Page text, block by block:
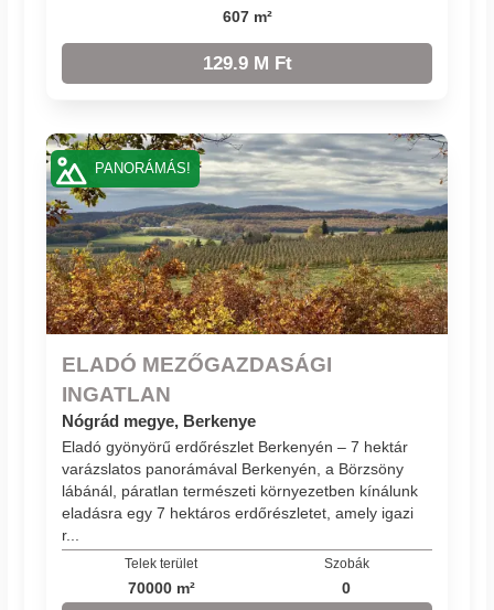
607 m²
129.9 M Ft
ELADÓ MEZŐGAZDASÁGI
INGATLAN
Nógrád megye, Berkenye
Eladó gyönyörű erdőrészlet Berkenyén – 7 hektár
varázslatos panorámával Berkenyén, a Börzsöny
lábánál, páratlan természeti környezetben kínálunk
eladásra egy 7 hektáros erdőrészletet, amely igazi
r...
Telek terület
70000 m²
Szobák
0
PANORÁMÁS!